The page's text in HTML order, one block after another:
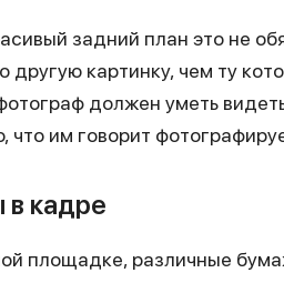
задний план это не
другую картинку, чем ту
должен уметь
что им говорит
кадре
площадке, различные